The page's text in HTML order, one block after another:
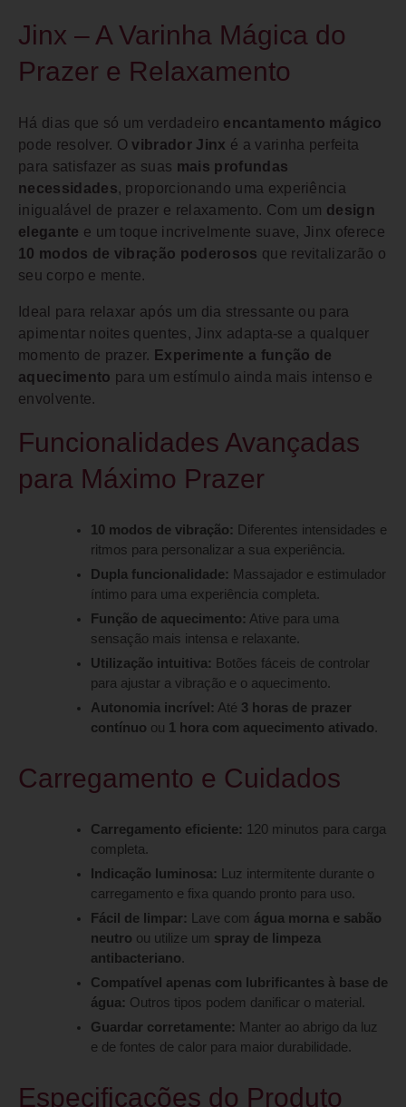
Jinx – A Varinha Mágica do
Prazer e Relaxamento
Há dias que só um verdadeiro encantamento mágico
pode resolver. Ovibrador Jinx é a varinha perfeita
para satisfazer as suas mais profundas
necessidades, proporcionando uma experiência
inigualável de prazer e relaxamento. Com um design
elegante e um toque incrivelmente suave, Jinx oferece
10 modos de vibração poderosos que revitalizarão o
seu corpo e mente.
Ideal para relaxar após um dia stressante ou para
apimentar noites quentes, Jinx adapta-se a qualquer
momento de prazer. Experimente a função de
aquecimento para um estímulo ainda mais intenso e
envolvente.
Funcionalidades Avançadas
para Máximo Prazer
10 modos de vibração: Diferentes intensidades e
ritmos para personalizar a sua experiência.
Dupla funcionalidade: Massajador e estimulador
íntimo para uma experiência completa.
Função de aquecimento: Ative para uma
sensação mais intensa e relaxante.
Utilização intuitiva: Botões fáceis de controlar
para ajustar a vibração e o aquecimento.
Autonomia incrível: Até 3 horas de prazer
contínuo ou 1 hora com aquecimento ativado.
Carregamento e Cuidados
Carregamento eficiente: 120 minutos para carga
completa.
Indicação luminosa:
Luz intermitente durante o
carregamento e fixa quando pronto para uso.
Fácil de limpar:
Lave com água morna e sabão
neutro ou utilize um spray de limpeza
antibacteriano.
Compatível apenas com lubrificantes à base de
água: Outros tipos podem danificar o material.
Guardar corretamente: Manter ao abrigo da luz
e de fontes de calor para maior durabilidade.
Especificações do Produto